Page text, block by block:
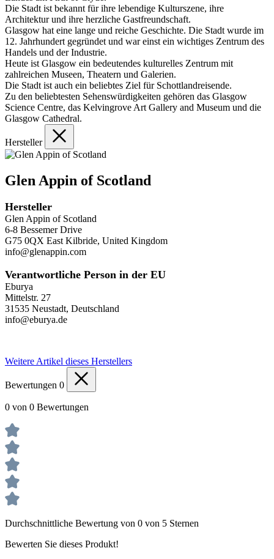
Die Stadt ist bekannt für ihre lebendige Kulturszene, ihre
Architektur und ihre herzliche Gastfreundschaft.
Glasgow hat eine lange und reiche Geschichte. Die Stadt wurde im
12. Jahrhundert gegründet und war einst ein wichtiges Zentrum des
Handels und der Industrie.
Heute ist Glasgow ein bedeutendes kulturelles Zentrum mit
zahlreichen Museen, Theatern und Galerien.
Die Stadt ist auch ein beliebtes Ziel für Schottlandreisende.
Zu den beliebtesten Sehenswürdigkeiten gehören das Glasgow
Science Centre, das Kelvingrove Art Gallery and Museum und die
Glasgow Cathedral.
Hersteller
Glen Appin of Scotland
Hersteller
Glen Appin of Scotland
6-8 Bessemer Drive
G75 0QX East Kilbride, United Kingdom
info@glenappin.com
Verantwortliche Person in der EU
Eburya
Mittelstr. 27
31535 Neustadt, Deutschland
info@eburya.de
Weitere Artikel dieses Herstellers
Bewertungen 0
0 von 0 Bewertungen
Durchschnittliche Bewertung von 0 von 5 Sternen
Bewerten Sie dieses Produkt!